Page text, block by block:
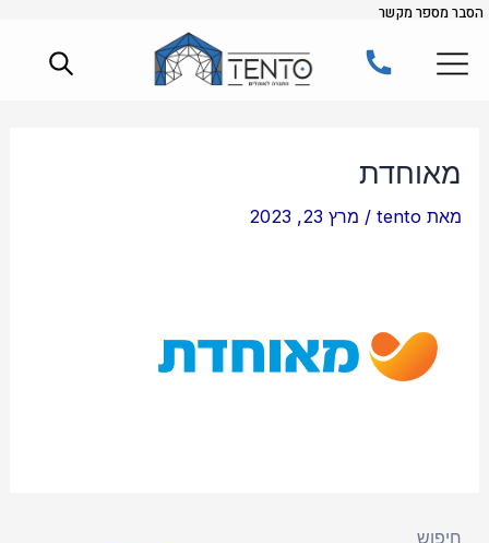
דילוג
לתוכן
הסבר מספר מקשר
מאוחדת
מאתtento
/ מרץ 23, 2023
חיפוש